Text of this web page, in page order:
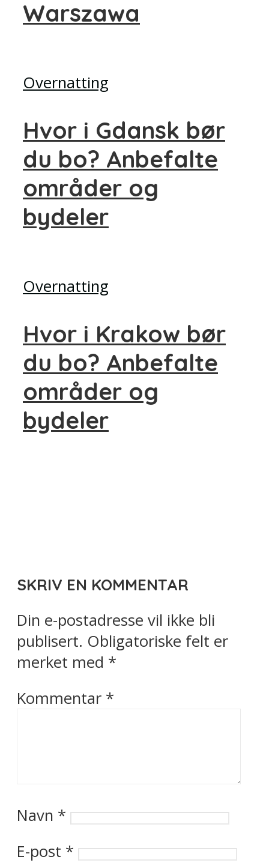
Warszawa
Overnatting
Hvor i Gdansk bør
du bo? Anbefalte
områder og
bydeler
Overnatting
Hvor i Krakow bør
du bo? Anbefalte
områder og
bydeler
SKRIV EN KOMMENTAR
Din e-postadresse vil ikke bli
publisert. Obligatoriske felt er
merket med *
Kommentar *
Navn *
E-post *